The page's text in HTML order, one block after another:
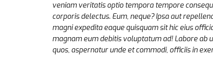
veniam veritatis optio tempora tempore
corporis delectus. Eum, neque? Ipsa aut
magni expedita eaque quisquam sit hic eius
magnam eum debitis voluptatum ad! Labore ab
quos, aspernatur unde et commodi, officiis in